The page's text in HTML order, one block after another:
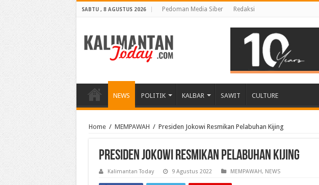
SABTU , 8 AGUSTUS 2026 Pedoman Media Siber Redaksi
NEWS POLITIK KALBAR SAWIT CULTURE
Home / MEMPAWAH / Presiden Jokowi Resmikan Pelabuhan Kijing
Presiden Jokowi Resmikan Pelabuhan Kijing
Kalimantan Today 9 Agustus 2022 MEMPAWAH, NEWS